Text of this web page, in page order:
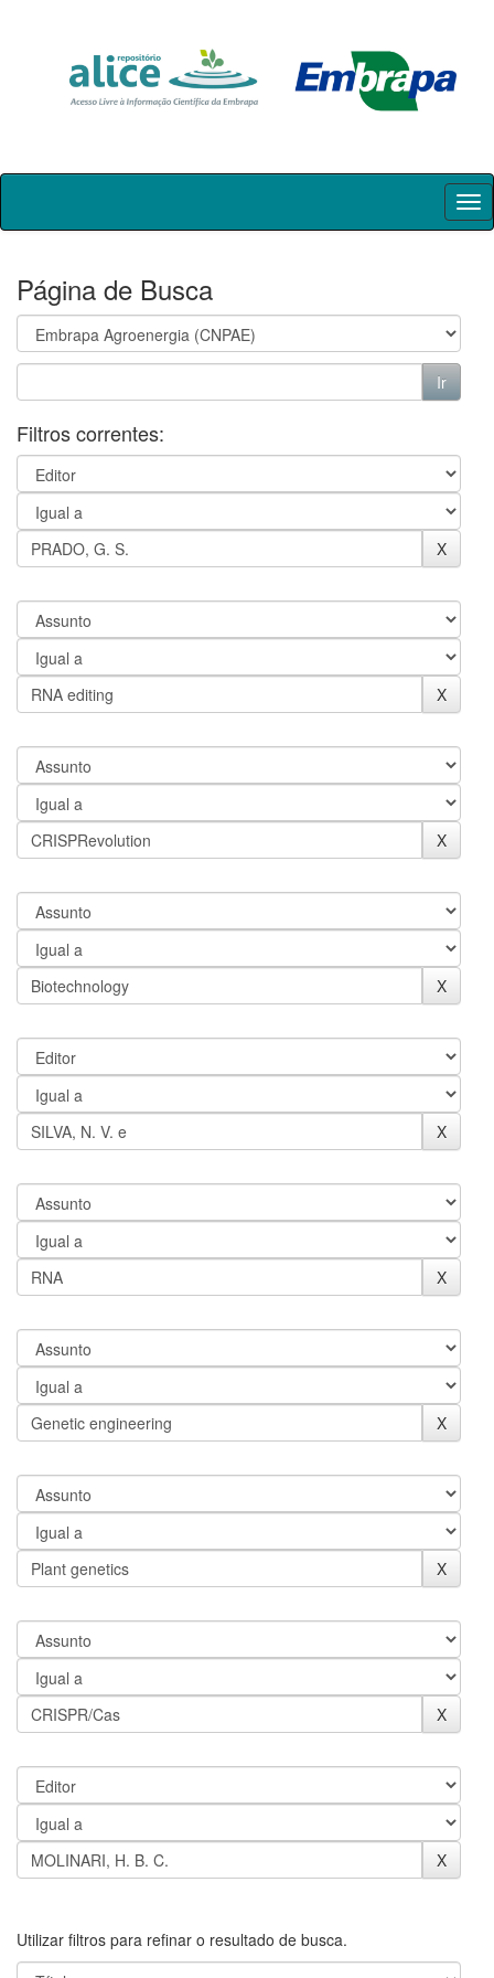
Skip
Página de Busca
Filtros correntes:
Utilizar filtros para refinar o resultado de busca.